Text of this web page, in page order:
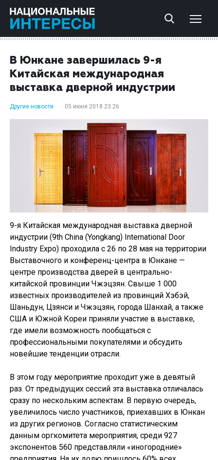
В Юнкане завершилась 9-я
Китайская международная
выставка дверной индустрии
Другие новости 05 июня 2018 23:26
9-я Китайская международная выставка дверной
индустрии (9th China (Yongkang) International Door
Industry Expo) проходила с 26 по 28 мая на территории
Выставочного и конференц-центра в Юнкане —
центре производства дверей в центрально-
китайской провинции Чжэцзян. Свыше 1 000
известных производителей из провинций Хэбэй,
Шаньдун, Цзянси и Чжэцзян, города Шанхай, а также
США и Южной Кореи приняли участие в выставке,
где имели возможность пообщаться с
профессиональными покупателями и обсудить
новейшие тенденции отрасли.
В этом году мероприятие проходит уже в девятый
раз. От предыдущих сессий эта выставка отличалась
сразу по нескольким аспектам. В первую очередь,
увеличилось число участников, приехавших в Юнкан
из других регионов. Согласно статистическим
данным оргкомитета мероприятия, среди 927
экспонентов 560 представляли «иногородние»